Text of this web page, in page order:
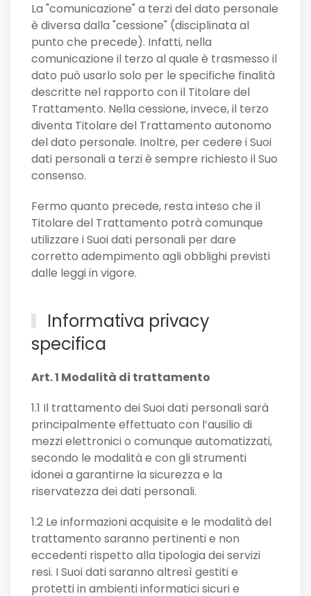
La "comunicazione" a terzi del dato personale
è diversa dalla "cessione" (disciplinata al
punto che precede). Infatti, nella
comunicazione il terzo al quale è trasmesso il
dato può usarlo solo per le specifiche finalità
descritte nel rapporto con il Titolare del
Trattamento. Nella cessione, invece, il terzo
diventa Titolare del Trattamento autonomo
del dato personale. Inoltre, per cedere i Suoi
dati personali a terzi è sempre richiesto il Suo
consenso.
Fermo quanto precede, resta inteso che il
Titolare del Trattamento potrà comunque
utilizzare i Suoi dati personali per dare
corretto adempimento agli obblighi previsti
dalle leggi in vigore.
Informativa privacy
specifica
Art. 1 Modalità di trattamento
1.1 Il trattamento dei Suoi dati personali sarà
principalmente effettuato con l’ausilio di
mezzi elettronici o comunque automatizzati,
secondo le modalità e con gli strumenti
idonei a garantirne la sicurezza e la
riservatezza dei dati personali.
1.2 Le informazioni acquisite e le modalità del
trattamento saranno pertinenti e non
eccedenti rispetto alla tipologia dei servizi
resi. I Suoi dati saranno altresì gestiti e
protetti in ambienti informatici sicuri e